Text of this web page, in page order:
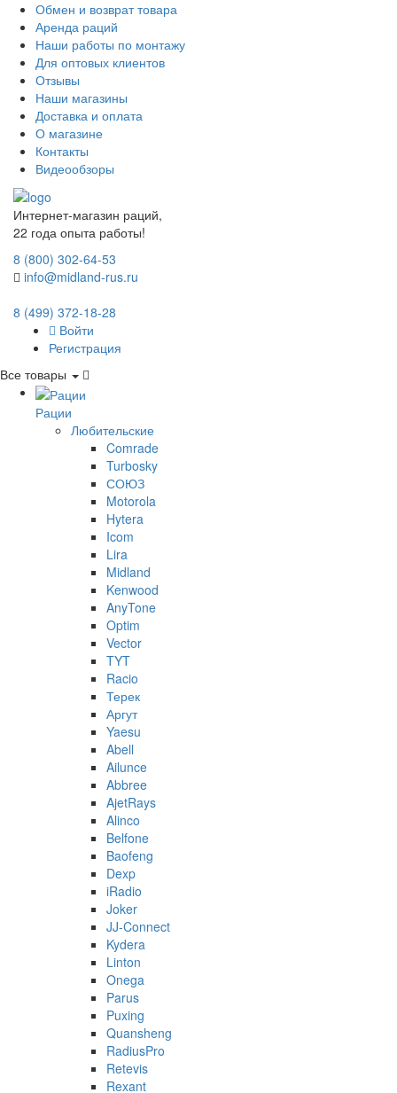
Обмен и возврат товара
Аренда раций
Наши работы по монтажу
Для оптовых клиентов
Отзывы
Наши магазины
Доставка и оплата
О магазине
Контакты
Видеообзоры
Интернет-магазин раций,
22 года опыта работы!
8 (800) 302-64-53
info@midland-rus.ru
8 (499) 372-18-28
Войти
Регистрация
Все товары
Рации
Любительские
Comrade
Turbosky
СОЮЗ
Motorola
Hytera
Icom
Lira
Midland
Kenwood
AnyTone
Optim
Vector
TYT
Racio
Терек
Аргут
Yaesu
Abell
Ailunce
Abbree
AjetRays
Alinco
Belfone
Baofeng
Dexp
iRadio
Joker
JJ-Connect
Kydera
Linton
Onega
Parus
Puxing
Quansheng
RadiusPro
Retevis
Rexant